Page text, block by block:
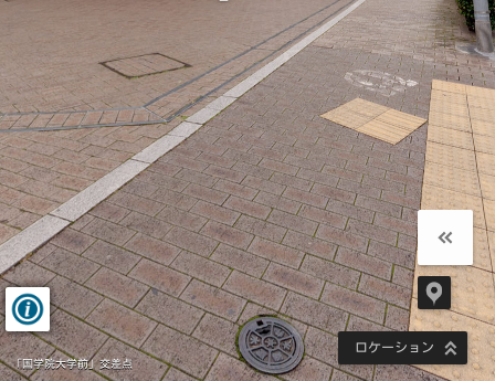
「国学院大学前」交差点
ロケーション